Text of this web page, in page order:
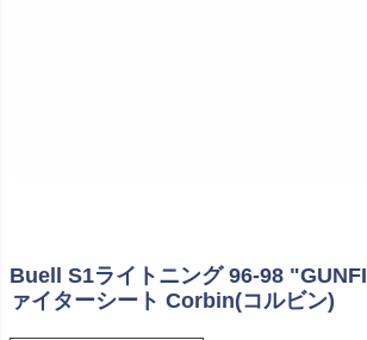
Buell S1ライトニング 96-98
ァイターシート Corbin(コルビン)